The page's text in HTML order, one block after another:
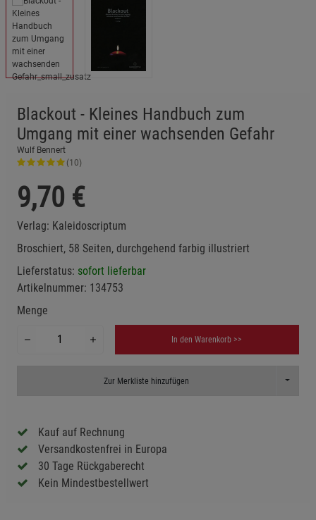
Blackout - Kleines Handbuch zum
Umgang mit einer wachsenden Gefahr
Wulf Bennert
(10)
9,70 €
Verlag: Kaleidoscriptum
Broschiert, 58 Seiten, durchgehend farbig illustriert
Lieferstatus: sofort lieferbar
Artikelnummer: 134753
Menge
In den Warenkorb >>
Zur Merkliste hinzufügen Toggle
Kauf auf Rechnung
Versandkostenfrei in Europa
30 Tage Rückgaberecht
Kein Mindestbestellwert